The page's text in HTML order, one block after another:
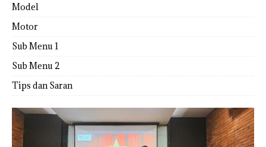
Model
Motor
Sub Menu 1
Sub Menu 2
Tips dan Saran